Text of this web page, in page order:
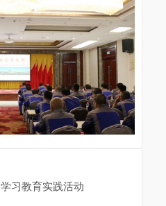
习教育实践活动